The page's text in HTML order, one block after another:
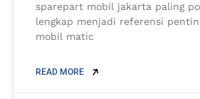
sparepart mobil jakarta paling
lengkap menjadi referensi
mobil matic
READ MORE